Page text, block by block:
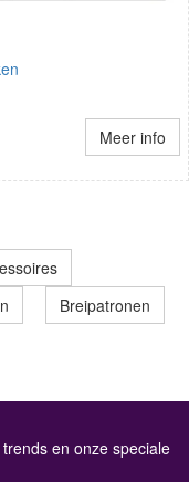
Meer info
Breipatronen
en onze speciale